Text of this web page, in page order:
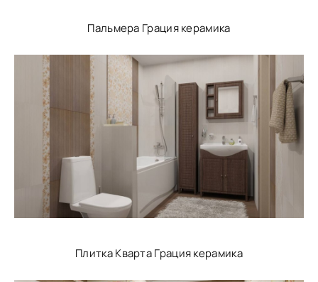
Пальмера Грация керамика
Плитка Кварта Грация керамика